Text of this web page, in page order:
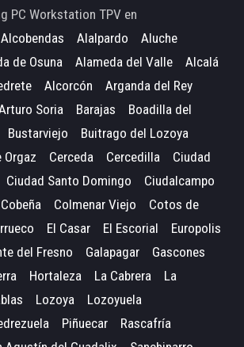
PC Workstation TPV en
Alcobendas Alalpardo
Aluche
de Osuna Alameda del Valle
Alcalá
Alcorcón
Arganda del Rey
Soria Barajas
Boadilla del
Bustarviejo
Buitrago del Lozoya
Orgaz Cerceda Cercedilla
Ciudad
Ciudad Santo Domingo
Ciudalcampo
Cobeña Colmenar Viejo
Cotos de
El Casar El Escorial
Europolis
del Fresno Galapagar
Gascones
Hortaleza La Cabrera
La
Lozoya
Lozoyuela
Piñuecar
Rascafría